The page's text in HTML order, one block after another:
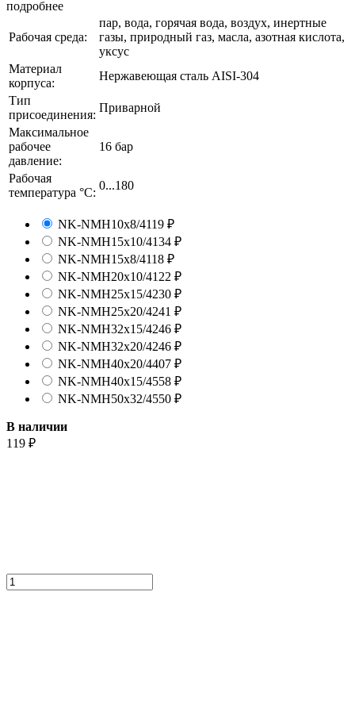
подробнее
Рабочая среда:
пар, вода, горячая вода, воздух, инертные
газы, природный газ, масла, азотная кислота,
уксус
Материал
корпуса:
Нержавеющая сталь AISI-304
Тип
присоединения:
Приварной
Максимальное
рабочее
давление:
16 бар
Рабочая
температура °С:
0...180
NK-NMH10x8/4119 ₽
NK-NMH15x10/4134 ₽
NK-NMH15x8/4118 ₽
NK-NMH20x10/4122 ₽
NK-NMH25x15/4230 ₽
NK-NMH25x20/4241 ₽
NK-NMH32x15/4246 ₽
NK-NMH32x20/4246 ₽
NK-NMH40х20/4407 ₽
NK-NMH40x15/4558 ₽
NK-NMH50x32/4550 ₽
В наличии
119 ₽